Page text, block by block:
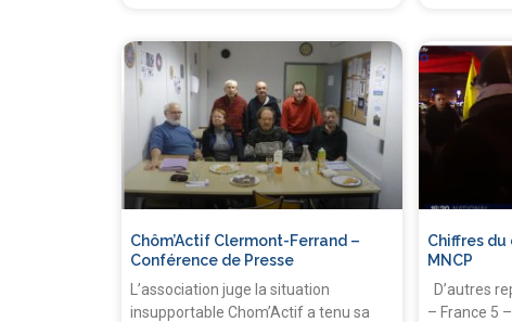
Chôm’Actif Clermont-Ferrand –
Conférence de Presse
L’association juge la situation
insupportable Chom’Actif a tenu sa
Chiffres
MNCP
D’autres
– France 5